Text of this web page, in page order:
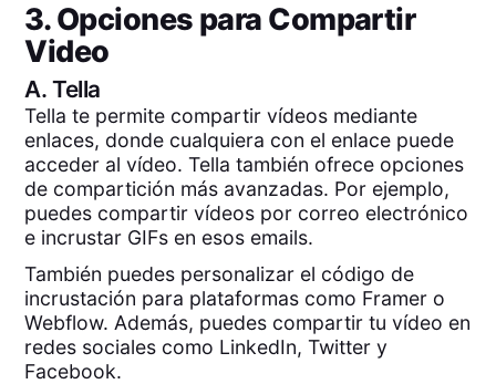
3. Opciones para Compartir
Video
A.Tella
Tella te permite compartir vídeos mediante
enlaces, donde cualquiera con el enlace puede
acceder al vídeo. Tella también ofrece opciones
de compartición más avanzadas. Por ejemplo,
puedes compartir vídeos por correo electrónico
e incrustar GIFs en esos emails.
También puedes personalizar el código de
incrustación para plataformas como Framer o
Webflow. Además, puedes compartir tu vídeo en
redes sociales como LinkedIn, Twitter y
Facebook.